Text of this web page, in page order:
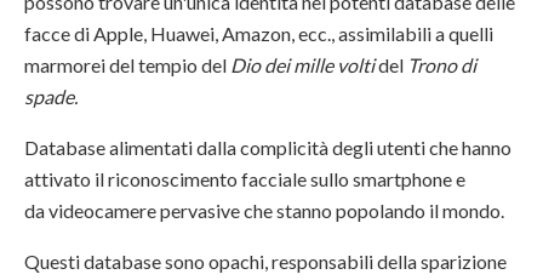
facce di Apple, Huawei, Amazon, ecc., assimilabili a quelli
marmorei del tempio del Dio dei mille voltidel Trono di
spade.
Database alimentati dalla complicità degli utenti che hanno
attivato il riconoscimento facciale sullo smartphone e
da videocamere pervasive che stanno popolando il mondo.
Questi database sono opachi, responsabili della sparizione